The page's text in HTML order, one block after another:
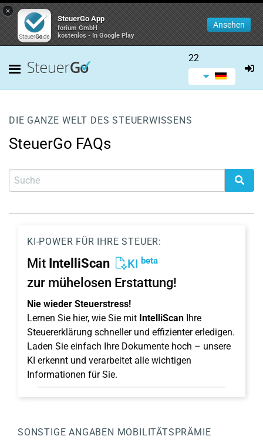
×
SteuerGo App
forium GmbH
kostenlos - In Google Play
Ansehen
22
DIE GANZE WELT DES STEUERWISSENS
SteuerGo FAQs
KI-POWER FÜR IHRE STEUER:
Mit IntelliScan KI beta
zur mühelosen Erstattung!
Nie wieder Steuerstress!
Lernen Sie hier, wie Sie mit IntelliScan Ihre
Steuererklärung schneller und effizienter erledigen.
Laden Sie einfach Ihre Dokumente hoch – unsere
KI erkennt und verarbeitet alle wichtigen
Informationen für Sie.
SONSTIGE ANGABEN MOBILITÄTSPRÄMIE